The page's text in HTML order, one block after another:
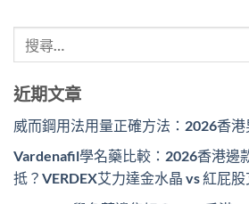
近期文章
威而鋼用法用量正確方法：2026香
Vardenafil學名藥比較：2026香港邊
抵？VERDEX艾力達金水晶 vs 紅屁